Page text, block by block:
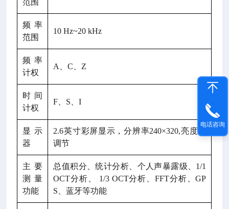
范围
频率
范围
10 Hz~20 kHz
频率
计权
A、C、Z
时间
计权
F、S、I
显示
器
2.6英寸彩屏显示，分辨率240×320,亮度可
调节
主要
测量
功能
总值积分、统计分析、个人声暴露级、1/1
OCT分析、 1/3 OCT分析、FFT分析、GP
S、蓝牙等功能
电话咨询